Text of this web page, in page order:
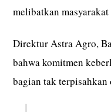
melibatkan
Direktur Astra Agro,
bahwa komitmen
bagian tak terpisahkan